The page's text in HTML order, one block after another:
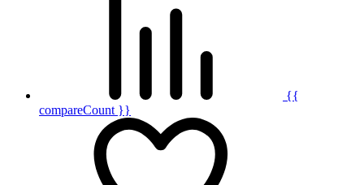
{{
compareCount }}